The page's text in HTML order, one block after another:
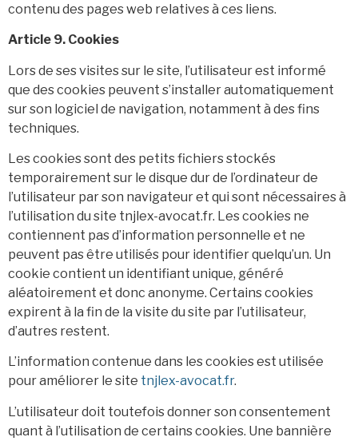
contenu des pages web relatives à ces liens.
Article 9. Cookies
Lors de ses visites sur le site, l’utilisateur est informé
que des cookies peuvent s’installer automatiquement
sur son logiciel de navigation, notamment à des fins
techniques.
Les cookies sont des petits fichiers stockés
temporairement sur le disque dur de l’ordinateur de
l’utilisateur par son navigateur et qui sont nécessaires à
l’utilisation du site tnjlex-avocat.fr. Les cookies ne
contiennent pas d’information personnelle et ne
peuvent pas être utilisés pour identifier quelqu’un. Un
cookie contient un identifiant unique, généré
aléatoirement et donc anonyme. Certains cookies
expirent à la fin de la visite du site par l’utilisateur,
d’autres restent.
L’information contenue dans les cookies est utilisée
pour améliorer le site tnjlex-avocat.fr.
L’utilisateur doit toutefois donner son consentement
quant à l’utilisation de certains cookies. Une bannière